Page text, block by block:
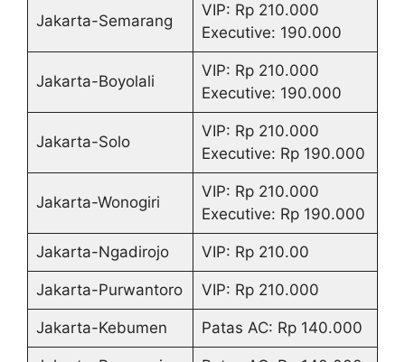
Jakarta-Semarang
VIP: Rp 210.000
Executive: 190.000
Jakarta-Boyolali
VIP: Rp 210.000
Executive: 190.000
Jakarta-Solo
VIP: Rp 210.000
Executive: Rp 190.000
Jakarta-Wonogiri
VIP: Rp 210.000
Executive: Rp 190.000
Jakarta-Ngadirojo VIP: Rp 210.00
Jakarta-Purwantoro VIP: Rp 210.000
Jakarta-Kebumen Patas AC: Rp 140.000